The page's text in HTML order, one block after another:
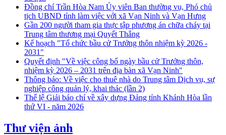
Đồng chí Trần Hòa Nam Ủy viên Ban thường vụ, Phó chủ
tịch UBND tỉnh làm việc với xã Vạn Ninh và Vạn Hưng
Gần 200 người tham gia thực tập phương án chữa cháy tại
Trung tâm thương mại Quyết Thắng
Kế hoạch "Tổ chức bầu cử Trưởng thôn nhiệm kỳ 2026 -
2031"
Quyết định "Về việc công bố ngày bầu cử Trưởng thôn,
nhiệm kỳ 2026 – 2031 trên địa bàn xã Vạn Ninh"
Thông báo: Về việc cho thuê nhà do Trung tâm Dịch vụ, sự
nghiệp công quản lý, khai thác (lần 2)
Thể lệ Giải báo chí về xây dựng Đảng tỉnh Khánh Hòa lần
thứ VI - năm 2026
Thư viện ảnh